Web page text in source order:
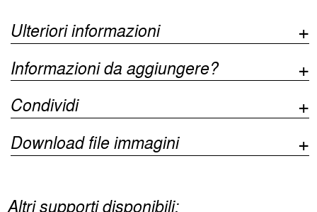
Ulteriori informazioni
Informazioni da aggiungere?
Condividi
Download file immagini
Altri supporti disponibili: